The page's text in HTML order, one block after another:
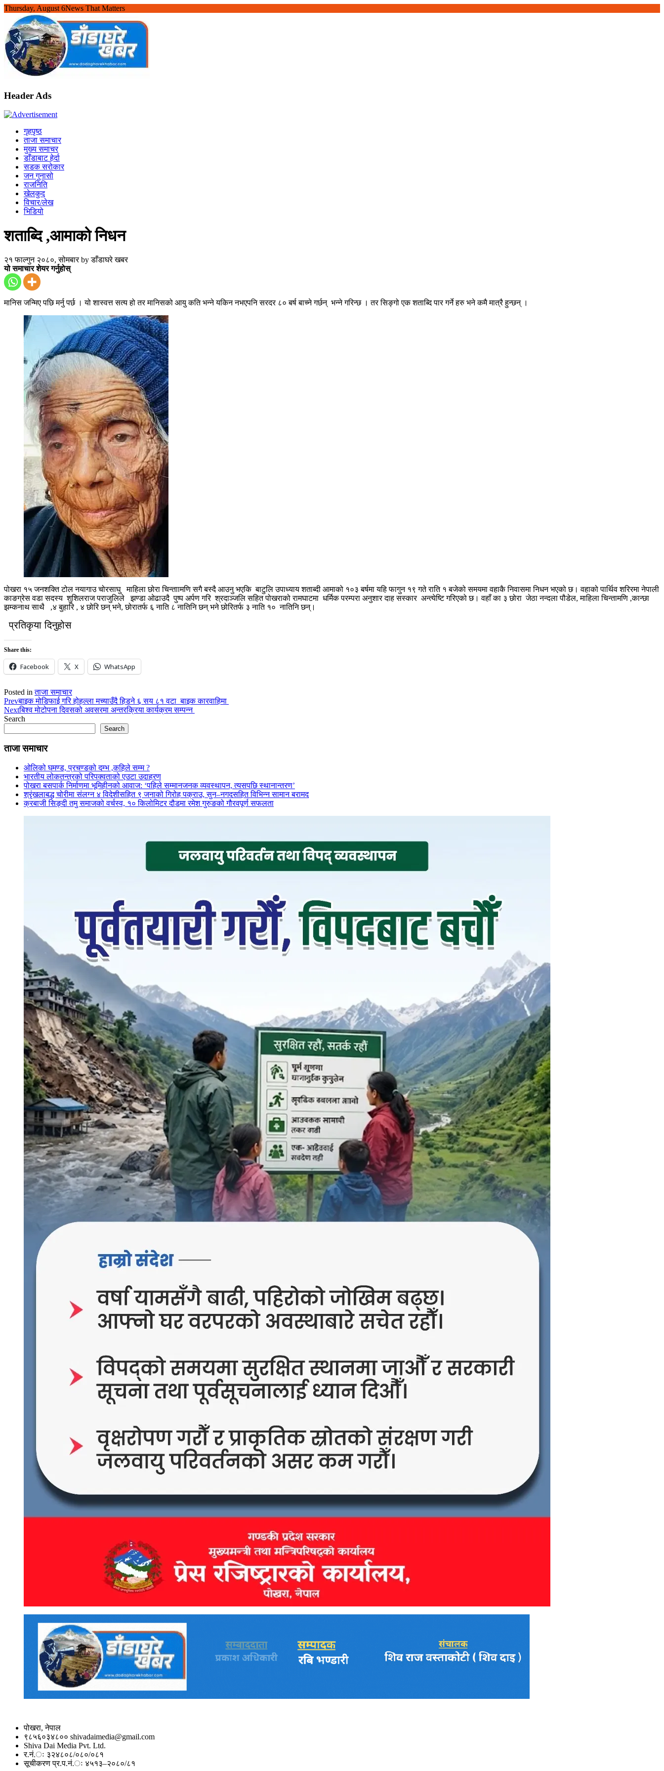
Skip
content
Thursday, August 6News That Matters
Header Ads
गृहपृष्ठ
ताजा समाचार
मुख्य समाचर
डाँडाबाट हेर्दा
सडक सरोकार
जन गुनासो
राजनिति
खेलकुद
विचार/लेख
भिडियो
शताब्दि ,आमाको निधन
२१ फाल्गुन २०८०, सोमबारbyडाँडाघरे खबर
यो समाचार शेयर गर्नुहोस्
मानिस जन्मिए पछि मर्नु पर्छ । यो शास्वत्त सत्य हो तर मानिसको आयु कति भन्ने यकिन नभएपनि सरदर ८० बर्ष बाच्ने गर्छन् भन्ने गरिन्छ । तर सिङ्गो एक शताब्दि पार गर्ने हरु भने कमै मात्रै हुन्छन् ।
पोखरा १५ जनशक्ति टोल नयागाउ चोरसाघु माहिला छोरा चिन्ताामणि सगै बस्दै आउनु भएकि बाटुलि उपाध्याय शताब्दी आमाको १०३ बर्षमा यहि फागुन १९ गते राति १ बजेको समयमा वहाकै निवासमा निधन भएको छ। वहाको पार्थिव शरिरमा नेपाली
काङग्रेस वडा सदस्य शुशिलराज पराजुलिले झण्डा ओढाउदै पुष्प अर्पण गरि श्रदाञ्जलि सहित पोखराको रामघाटमा धर्मिक परम्परा अनुशार दाह सस्कार अन्त्येष्टि गरिएको छ। वहाँ का ३ छोरा जेठा नन्दला पौडेल, माहिला चिन्तामणि ,कान्छा
झम्कनाथ साथै ,४ बुहारि , ४ छोरि छन् भने, छोरातर्फ ६ नाति ८ नातिनि छन् भने छोरितर्फ ३ नाति १० नातिनि छन्।
प्रतिकृया दिनुहोस
Share this:
Facebook X WhatsApp
Posted inताजा समाचार
Prevबाइक मोडिफाई गरि होहल्ला मच्याउँदै हिडने ६ सय ८१ वटा बाइक कारवाहिमा
Nextबिश्व मोटोपना दिवसको अवसरमा अन्तरक्रिया कार्यक्रम सम्पन्न
Search
Search
ताजा समाचार
ओलिको घमण्ड, प्रचण्डको दम्भ ,कहिले सम्म ?
भारतीय लोकतन्त्रको परिपक्वताको एउटा उदाहरण
पोखरा बसपार्क निर्माणमा भूमिहीनको आवाज: ‘पहिले सम्मानजनक व्यवस्थापन, त्यसपछि स्थानान्तरण’
श्रृंखलाबद्ध चोरीमा संलग्न ४ विदेशीसहित ९ जनाको गिरोह पक्राउ, सुन–नगदसहित विभिन्न सामान बरामद
क्रबाजी सिङ्दी तमु समाजको वर्चस्व, १० किलोमिटर दौडमा रमेश गुरुङको गौरवपूर्ण सफलता
पोखरा, नेपाल
९८५६०३४८०० shivadaimedia@gmail.com
Shiva Dai Media Pvt. Ltd.
र.नं.ः ३२४८०८/०८०/०८१
सूचीकरण प्र.प.नं.ः ४५१३–२०८०/८१